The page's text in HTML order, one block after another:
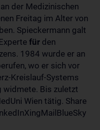
an der Medizinischen
Freitag im Alter von
Spieckermann galt
für den
1984 wurde er an
wo er sich vor
Kreislauf-Systems
widmete. Bis zuletzt
Wien tätig. Share